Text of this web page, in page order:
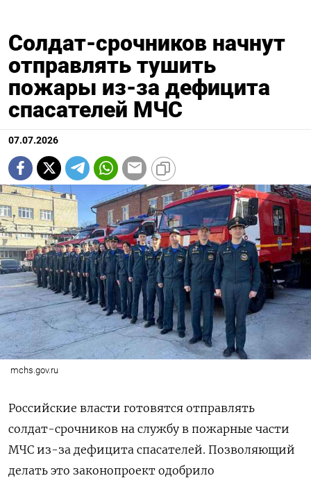
Солдат-срочников начнут
отправлять тушить
пожары из-за дефицита
спасателей МЧС
07.07.2026
mchs.gov.ru
Российские власти готовятся отправлять
солдат-срочников на службу в пожарные части
МЧС из-за дефицита спасателей. Позволяющий
делать это законопроект одобрило